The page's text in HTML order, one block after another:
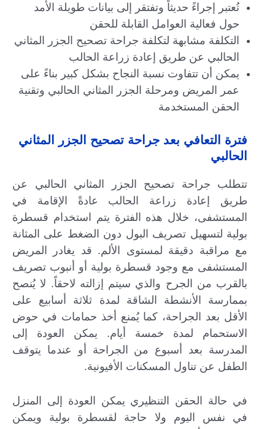
تُعتبر إجراءً حديثاً وتفتقر إلى بيانات طويلة الأمد
حول فعالية العوامل القابلة للحقن
التكلفة مشابهة لتكلفة جراحة تصحيح الجزر المثاني
الحالبي عن طريق إعادة زراعة الحالب
يمكن أن تتفاوت نسبة النجاح بشكل كبير بناءً على
عمر المريض ومرحلة الجزر المثاني الحالبي وتقنية
الحقن المستخدمة
فترة التعافي بعد جراحة تصحيح الجزر المثاني
الحالبي
تتطلب جراحة تصحيح الجزر المثاني الحالبي عن
طريق إعادة زراعة الحالب عادةً الإقامة في
المستشفى، خلال هذه الفترة يتم استخدام قسطرة
بولية لتسهيل تصريف البول دون الضغط على المثانة
مع مراقبة دقيقة لمستوى الألم. قد يغادر المريض
المستشفى مع وجود قسطرة بولية أو أنبوب تصريف
بالقرب من الجرح والذي سيتم إزالته لاحقاً. لا يُنصح
بممارسة الأنشطة الشاقة لمدة ثلاثة أسابيع على
الأقل بعد الجراحة، كما يُمنع أخذ حمامات في حوض
الاستحمام لمدة خمسة أيام. يمكن العودة إلى
المدرسة بعد أسبوع من الجراحة أو عندما يتوقف
الطفل عن تناول المسكنات الأفيونية.
في حالة الحقن التنظيري يمكن العودة إلى المنزل
في نفس اليوم ولا حاجة لقسطرة بولية ويمكن